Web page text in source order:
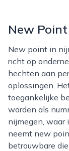
New Point
New point in nijmegen is een dynamisch bedrijf dat zich
richt op
hechten aan
oplossingen.
toegankelijke
worden als
nijmegen, waar
neemt new
betrouwbare